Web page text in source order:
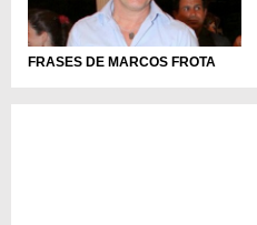
FRASES DE MARCOS FROTA